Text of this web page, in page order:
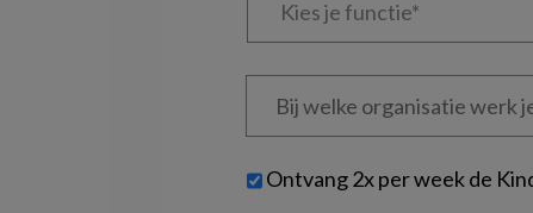
Bij
welke
je?
Untitled
Ontvang 2x per week de